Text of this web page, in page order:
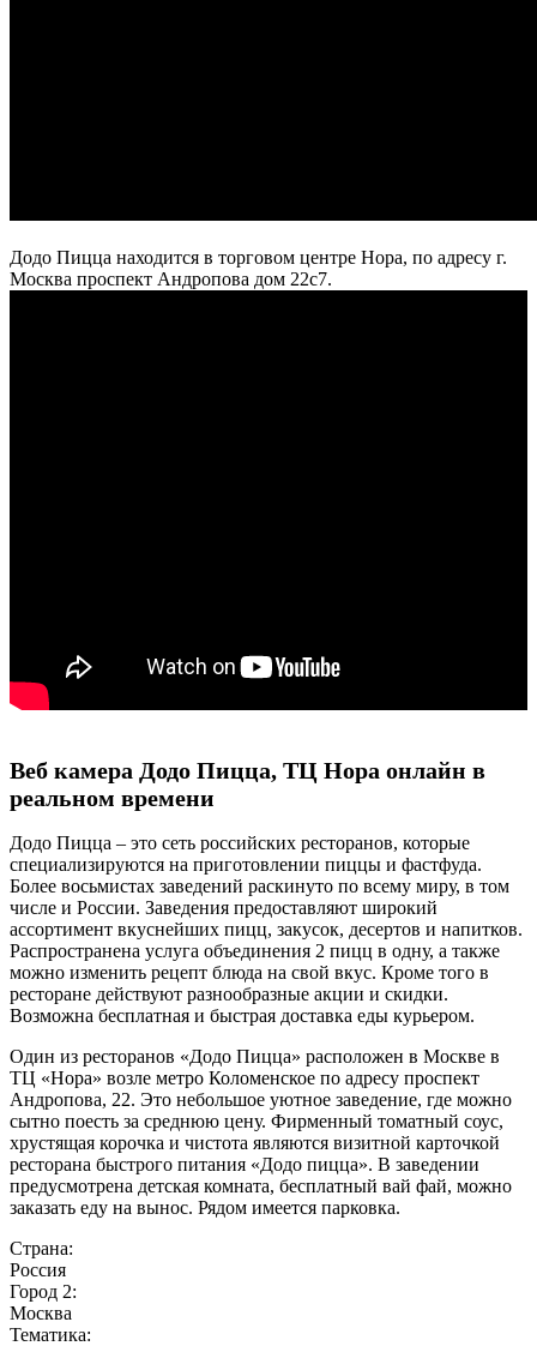
Додо Пицца находится в торговом центре Нора, по адресу г.
Москва проспект Андропова дом 22с7.
Веб камера Додо Пицца, ТЦ Нора онлайн в
реальном времени
Додо Пицца – это сеть российских ресторанов, которые
специализируются на приготовлении пиццы и фастфуда.
Более восьмистах заведений раскинуто по всему миру, в том
числе и России. Заведения предоставляют широкий
ассортимент вкуснейших пицц, закусок, десертов и напитков.
Распространена услуга объединения 2 пицц в одну, а также
можно изменить рецепт блюда на свой вкус. Кроме того в
ресторане действуют разнообразные акции и скидки.
Возможна бесплатная и быстрая доставка еды курьером.
Один из ресторанов «Додо Пицца» расположен в Москве в
ТЦ «Нора» возле метро Коломенское по адресу проспект
Андропова, 22. Это небольшое уютное заведение, где можно
сытно поесть за среднюю цену. Фирменный томатный соус,
хрустящая корочка и чистота являются визитной карточкой
ресторана быстрого питания «Додо пицца». В заведении
предусмотрена детская комната, бесплатный вай фай, можно
заказать еду на вынос. Рядом имеется парковка.
Страна:
Россия
Город 2:
Москва
Тематика: